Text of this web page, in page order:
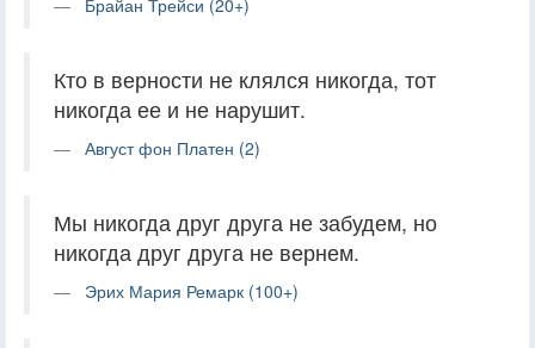
Кто в верности не клялся никогда, тот
никогда ее и не нарушит.
Август фон Платен (2)
Мы никогда друг друга не забудем, но
никогда друг друга не вернем.
Эрих Мария Ремарк (100+)